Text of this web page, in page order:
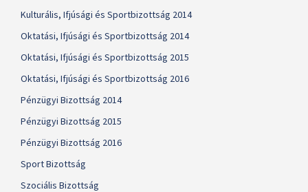
Kulturális, Ifjúsági és Sportbizottság 2014
Oktatási, Ifjúsági és Sportbizottság 2014
Oktatási, Ifjúsági és Sportbizottság 2015
Oktatási, Ifjúsági és Sportbizottság 2016
Pénzügyi Bizottság 2014
Pénzügyi Bizottság 2015
Pénzügyi Bizottság 2016
Sport Bizottság
Szociális Bizottság